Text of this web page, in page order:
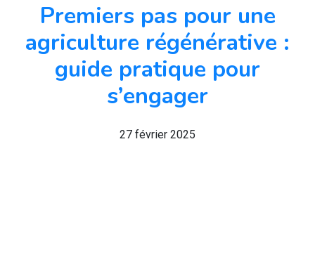
Premiers pas pour une
agriculture régénérative :
guide pratique pour
s’engager
27 février 2025